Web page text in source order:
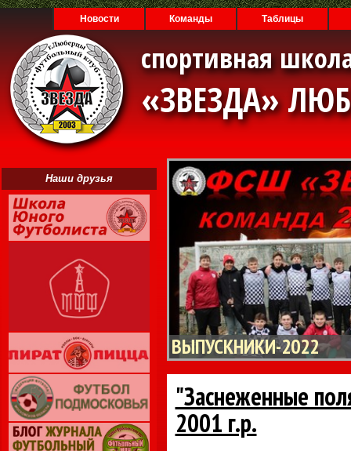
Новости Команды Таблицы
спортивная
«ЗВЕЗДА»
Наши друзья
ВЫПУСКНИКИ-2022
"Заснеженные
2001 г.р.